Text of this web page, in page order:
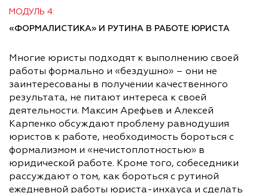
МОДУЛЬ 4:
«ФОРМАЛИСТИКА» И РУТИНА В РАБОТЕ ЮРИСТА
Многие юристы подходят к выполнению своей
работы формально и «бездушно» – они не
заинтересованы в получении качественного
результата, не питают интереса к своей
деятельности. Максим Арефьев и Алексей
Карпенко обсуждают проблему равнодушия
юристов к работе, необходимость бороться с
формализмом и «нечистоплотностью» в
юридической работе. Кроме того, собеседники
рассуждают о том, как бороться с рутиной
ежедневной работы юриста-инхауса и сделать